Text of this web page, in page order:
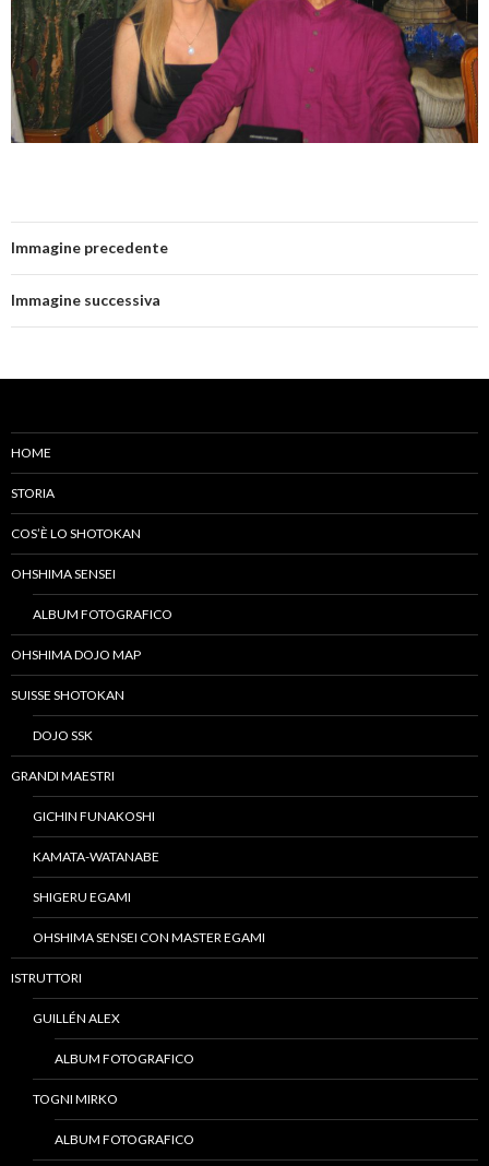
Immagine precedente
Immagine successiva
HOME
STORIA
COS’È LO SHOTOKAN
OHSHIMA SENSEI
ALBUM FOTOGRAFICO
OHSHIMA DOJO MAP
SUISSE SHOTOKAN
DOJO SSK
GRANDI MAESTRI
GICHIN FUNAKOSHI
KAMATA-WATANABE
SHIGERU EGAMI
OHSHIMA SENSEI CON MASTER EGAMI
ISTRUTTORI
GUILLÉN ALEX
ALBUM FOTOGRAFICO
TOGNI MIRKO
ALBUM FOTOGRAFICO